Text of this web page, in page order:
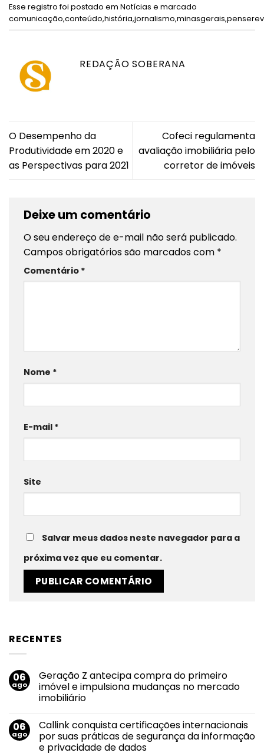
Esse registro foi postado em Notícias e marcado
comunicação,conteúdo,história,jornalismo,minasgerais,
REDAÇÃO SOBERANA
O Desempenho da
Produtividade em 2020 e
as Perspectivas para 2021
Cofeci regulamenta
avaliação imobiliária pelo
corretor de imóveis
Deixe um comentário
O seu endereço de e-mail não será publicado.
Campos obrigatórios são marcados com *
Comentário *
Nome *
E-mail *
Site
Salvar meus dados neste navegador para a
próxima vez que eu comentar.
RECENTES
06
ago
Geração Z antecipa compra do primeiro
imóvel e impulsiona mudanças no mercado
imobiliário
em
Geração
Z
antecipa
06
ago
Callink conquista certificações internacionais
por suas práticas de segurança da informação
e privacidade de dados